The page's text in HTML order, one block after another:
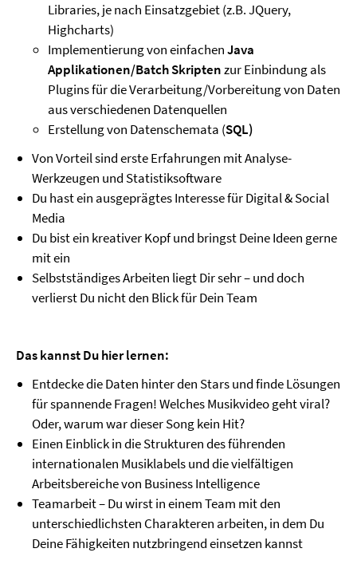
Libraries, je nach Einsatzgebiet (z.B. JQuery,
Highcharts)
Implementierung von einfachenJava
Applikationen/BatchSkriptenzur Einbindung als
Plugins für die Verarbeitung/Vorbereitung von Daten
aus verschiedenen Datenquellen
Erstellung von Datenschemata (SQL)
Von Vorteil sind erste Erfahrungen mit Analyse-
Werkzeugen und Statistiksoftware
Du hast ein ausgeprägtes Interesse für Digital & Social
Media
Du bist ein kreativer Kopf und bringst Deine Ideen gerne
mit ein
Selbstständiges Arbeiten liegt Dir sehr – und doch
verlierst Du nicht den Blick für Dein Team
Das kannst Du hier lernen:
Entdecke die Daten hinter den Stars und finde Lösungen
für spannende Fragen! Welches Musikvideo geht viral?
Oder, warum war dieser Song kein Hit?
Einen Einblick in die Strukturen des führenden
internationalen Musiklabels und die vielfältigen
Arbeitsbereiche von Business Intelligence
Teamarbeit – Du wirst in einem Team mit den
unterschiedlichsten Charakteren arbeiten, in dem Du
Deine Fähigkeiten nutzbringend einsetzen kannst